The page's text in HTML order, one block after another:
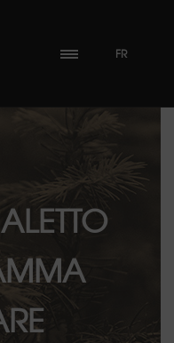
FR